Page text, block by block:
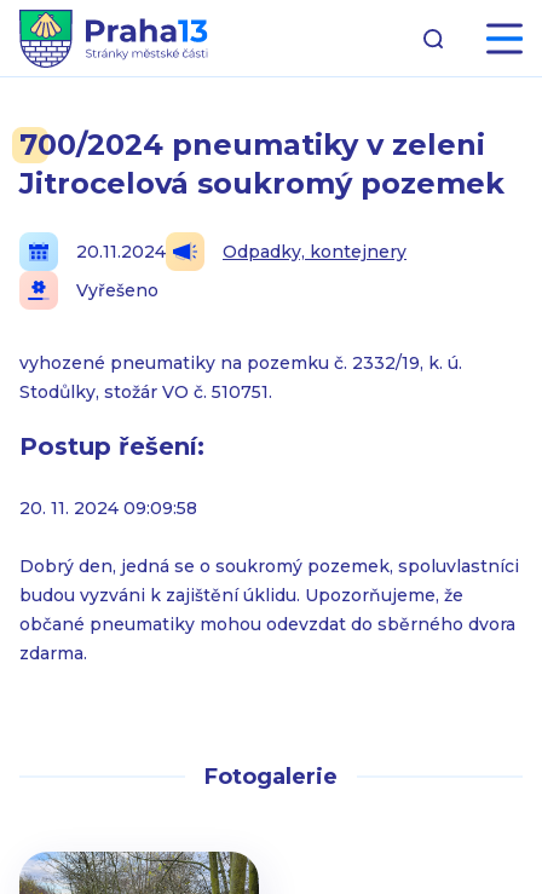
700/2024 pneumatiky v zeleni
Jitrocelová soukromý pozemek
20.11.2024
Odpadky, kontejnery
Vyřešeno
vyhozené pneumatiky na pozemku č. 2332/19, k. ú.
Stodůlky, stožár VO č. 510751.
Postup řešení:
20. 11. 2024 09:09:58
Dobrý den, jedná se o soukromý pozemek, spoluvlastníci
budou vyzváni k zajištění úklidu. Upozorňujeme, že
občané pneumatiky mohou odevzdat do sběrného dvora
zdarma.
Fotogalerie